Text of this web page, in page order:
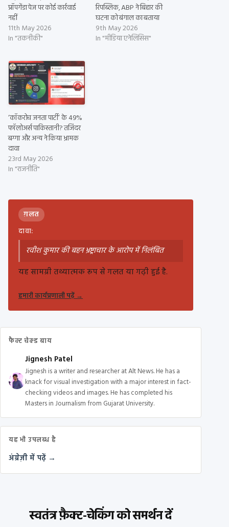
प्रॉपगेंडा पेज पर कोई कार्रवाई
नहीं
11th May 2026
In "तकनीकी"
रिपब्लिक, ABP ने बिहार की
घटना को बंगाल का बताया
9th May 2026
In "मीडिया एनेलिसिस"
‘कॉकरोच जनता पार्टी’ के 49%
फॉलोअर्स पाकिस्तानी? तजिंदर
बग्गा और अन्य ने किया भ्रामक
दावा
23rd May 2026
In "राजनीति"
ग़लत
दावा:
रवीश कुमार की बहन भ्रष्ट्राचार के आरोप में निलंबित
यह सामग्री तथ्यात्मक रूप से गलत या गढ़ी हुई है.
हमारी कार्यप्रणाली पढ़ें→
फैक्ट चेक्ड बाय
Jignesh Patel
Jignesh is a writer and researcher at Alt News. He has a
knack for visual investigation with a major interest in fact-
checking videos and images. He has completed his
Masters in Journalism from Gujarat University.
यह भी उपलब्ध है
अंग्रेज़ी में पढ़ें →
स्वतंत्र फ़ैक्ट-चेकिंग को समर्थन दें